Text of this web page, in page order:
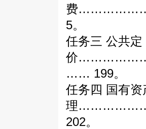
费
5。
任务三 公共定
价
…… 199。
任务四 国有资
理
202。